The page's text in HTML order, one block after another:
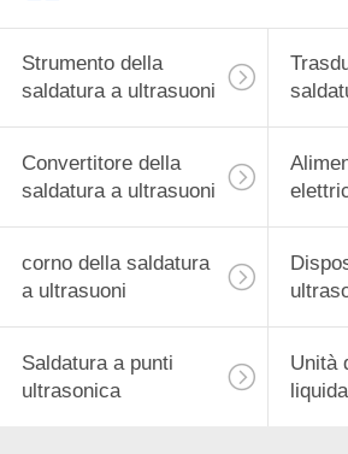
Strumento della
saldatura a ultrasuoni
Convertitore della
saldatura a ultrasuoni
corno della saldatura
a ultrasuoni
Saldatura a punti
ultrasonica
Unità